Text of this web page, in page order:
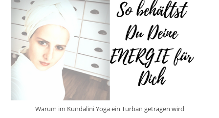
Warum im Kundalini Yoga ein Turban getragen wird